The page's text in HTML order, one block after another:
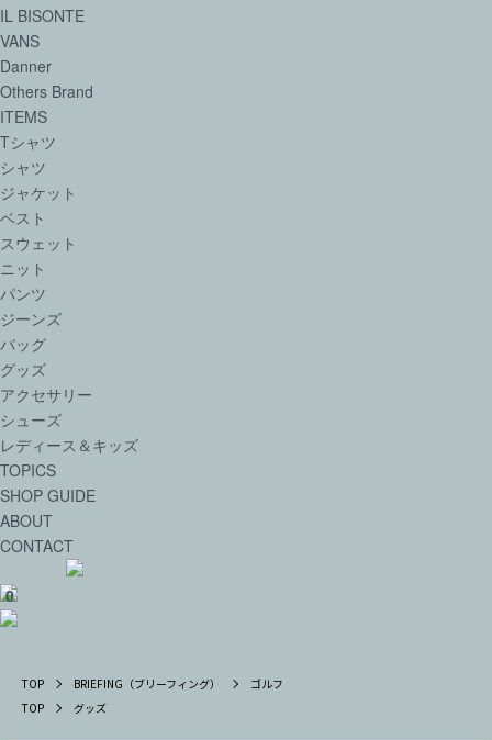
IL BISONTE
VANS
Danner
Others Brand
ITEMS
Tシャツ
シャツ
ジャケット
ベスト
スウェット
ニット
パンツ
ジーンズ
バッグ
グッズ
アクセサリー
シューズ
レディース＆キッズ
TOPICS
SHOP GUIDE
ABOUT
CONTACT
0
TOP BRIEFING（ブリーフィング）
ゴルフ
TOP
グッズ